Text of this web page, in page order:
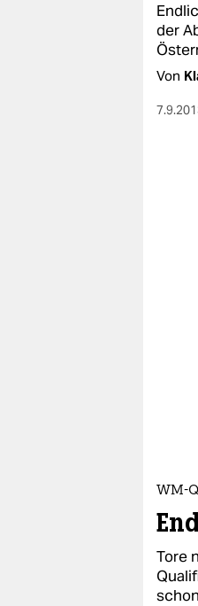
der
Von
WM-
Tore